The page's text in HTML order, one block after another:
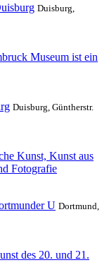
Duisburg,
Museum ist ein
Duisburg, Güntherstr.
Kunst, Kunst aus
Fotografie
U Dortmund,
des 20. und 21.